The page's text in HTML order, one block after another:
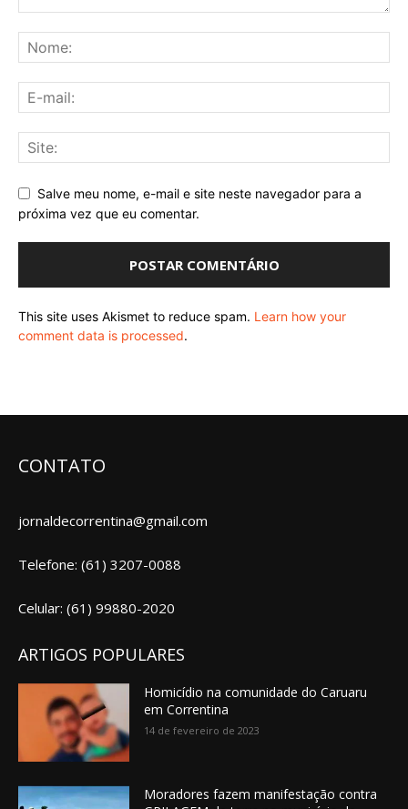
Salve meu nome, e-mail e site neste navegador para a
próxima vez que eu comentar.
This site uses Akismet to reduce spam. Learn how your
comment data is processed.
CONTATO
jornaldecorrentina@gmail.com
Telefone: (61) 3207-0088
Celular: (61) 99880-2020
ARTIGOS POPULARES
Homicídio na comunidade do Caruaru
em Correntina
14 de fevereiro de 2023
Moradores fazem manifestação contra